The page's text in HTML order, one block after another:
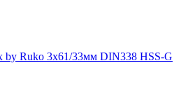
by Ruko 3x61/33мм DIN338 HSS-G